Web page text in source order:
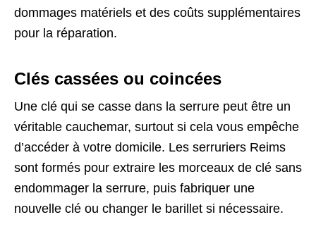
dommages matériels et des coûts supplémentaires
pour la réparation.
Clés cassées ou coincées
Une clé qui se casse dans la serrure peut être un
véritable cauchemar, surtout si cela vous empêche
d’accéder à votre domicile. Les serruriers Reims
sont formés pour extraire les morceaux de clé sans
endommager la serrure, puis fabriquer une
nouvelle clé ou changer le barillet si nécessaire.